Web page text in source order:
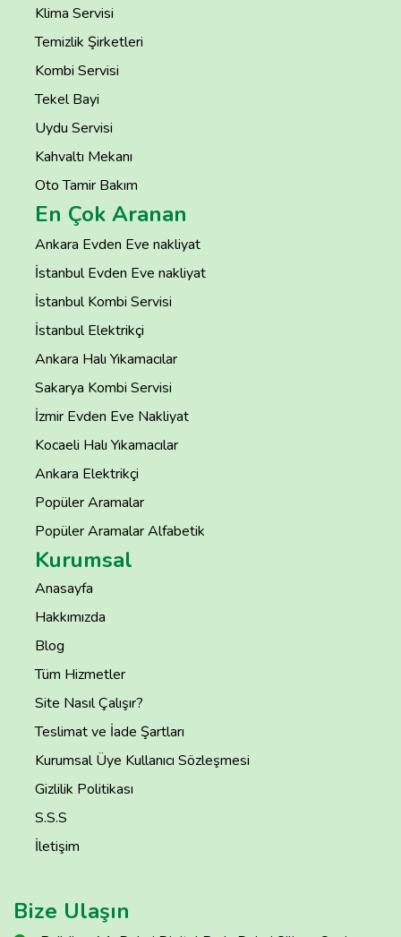
Klima Servisi
Temizlik Şirketleri
Kombi Servisi
Tekel Bayi
Uydu Servisi
Kahvaltı Mekanı
Oto Tamir Bakım
En Çok Aranan
Ankara Evden Eve nakliyat
İstanbul Evden Eve nakliyat
İstanbul Kombi Servisi
İstanbul Elektrikçi
Ankara Halı Yıkamacılar
Sakarya Kombi Servisi
İzmir Evden Eve Nakliyat
Kocaeli Halı Yıkamacılar
Ankara Elektrikçi
Popüler Aramalar
Popüler Aramalar Alfabetik
Kurumsal
Anasayfa
Hakkımızda
Blog
Tüm Hizmetler
Site Nasıl Çalışır?
Teslimat ve İade Şartları
Kurumsal Üye Kullanıcı Sözleşmesi
Gizlilik Politikası
S.S.S
İletişim
Bize Ulaşın